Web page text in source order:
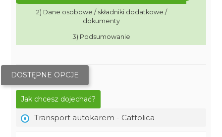
2) Dane osobowe / składniki dodatkowe /
dokumenty
3) Podsumowanie
DOSTĘPNE OPCJE
Jak chcesz dojechać?
Transport autokarem - Cattolica